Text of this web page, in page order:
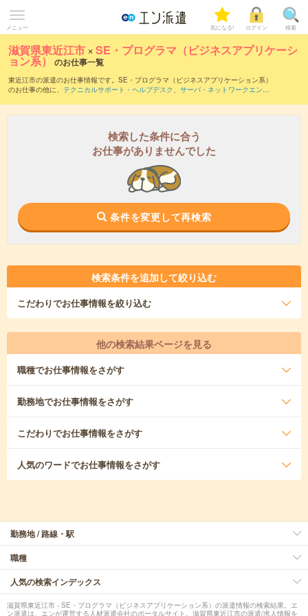
メニュー 気になる! ログイン 検索
滋賀県東近江市 ×SE・プログラマ（ビジネスアプリケーシ
ョン系） のお仕事一覧
東近江市の派遣のお仕事情報です。SE・プログラマ（ビジネスアプリケーション系）
のお仕事の他に、 テクニカルサポート・ヘルプデスク 、 サーバ・ネットワークエンジ
グラマ（ビジネスアプリケーション系）のお仕事とは？とは？
検索した条件に合う
お仕事がありませんでした
条件を変更して再検索
検索条件を追加して絞り込む
こだわりでお仕事情報を絞り込む
他の検索結果ページを見る
職種でお仕事情報をさがす
勤務地でお仕事情報をさがす
こだわりでお仕事情報をさがす
人気のワードでお仕事情報をさがす
勤務地 / 路線・駅
職種
人気の検索インデックス
滋賀県東近江市 - SE・プログラマ（ビジネスアプリケーション系）の派遣情報の検索結果。エ
ン派遣は、エンが運営する人材派遣会社のポータルサイト。滋賀県東近江市の派遣/求人情報を